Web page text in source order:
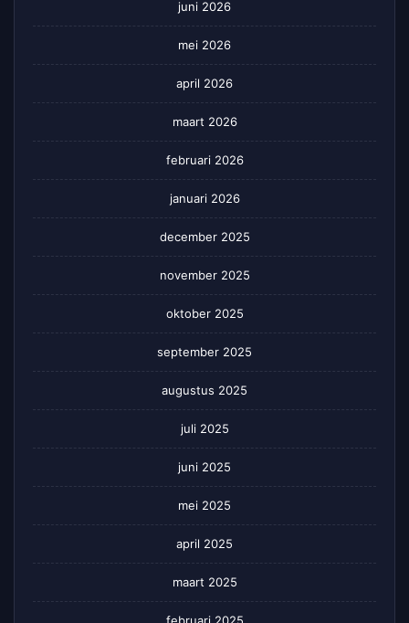
juni 2026
mei 2026
april 2026
maart 2026
februari 2026
januari 2026
december 2025
november 2025
oktober 2025
september 2025
augustus 2025
juli 2025
juni 2025
mei 2025
april 2025
maart 2025
februari 2025